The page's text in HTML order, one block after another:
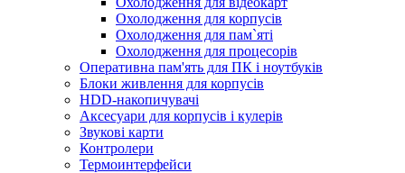
Охолодження для корпусів
Охолодження для пам`яті
Охолодження для процесорів
Оперативна пам'ять для ПК і ноутбуків
Блоки живлення для корпусів
HDD-накопичувачі
Аксесуари для корпусів і кулерів
Звукові карти
Контролери
Термоинтерфейси